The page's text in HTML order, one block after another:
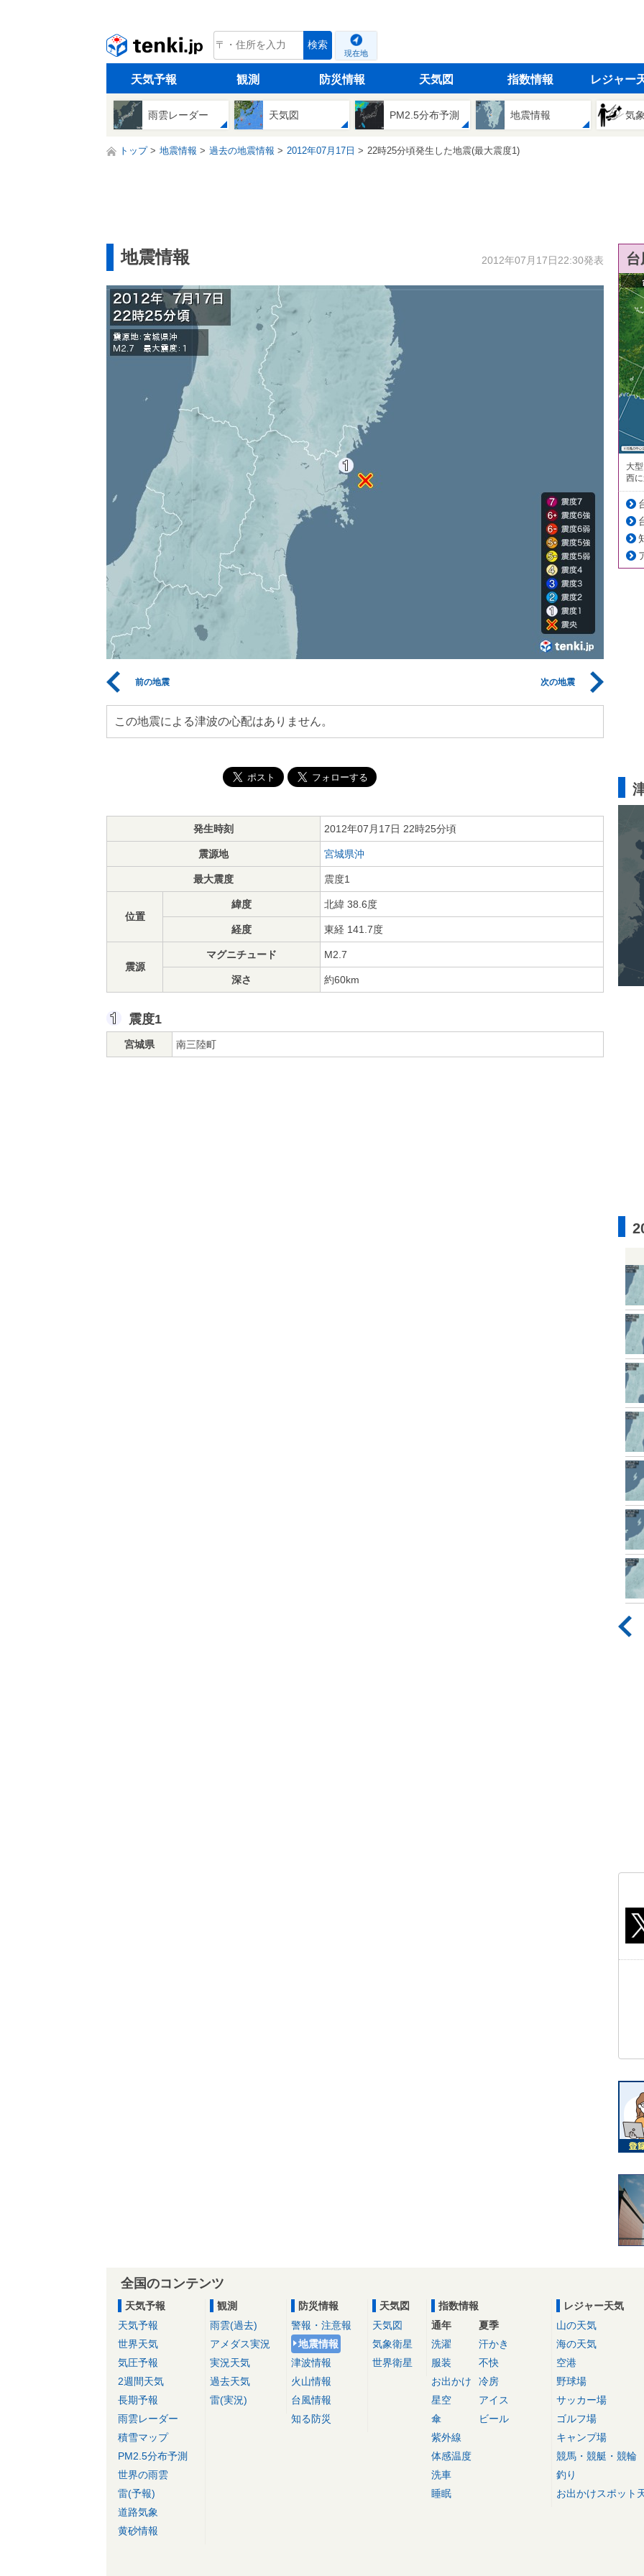
tenki.jp 検索
現在地
天気予報 観測 防災情報 天気図 指数情報 レジャー
雨雲レーダー 天気図 PM2.5分布予測 地震情報 気
トップ 地震情報 過去の地震情報 2012年07月17日 22時25分頃発生した地震(最大震度1)
地震情報 2012年07月17日22:30発表
前の地震 次の地震
この地震による津波の心配はありません。
発生時刻 2012年07月17日 22時25分頃
震源地 宮城県沖
最大震度 震度1
位置
緯度 北緯 38.6度
経度 東経 141.7度
震源
マグニチュード M2.7
深さ 約60km
震度1
宮城県 南三陸町
大
西
全国のコンテンツ
天気予報
天気予報
世界天気
気圧予報
2週間天気
長期予報
雨雲レーダー
積雪マップ
PM2.5分布予測
世界の雨雲
雷(予報)
道路気象
黄砂情報
観測
雨雲(過去)
アメダス実況
実況天気
過去天気
雷(実況)
防災情報
警報・注意報
地震情報
津波情報
火山情報
台風情報
知る防災
天気図
天気図
気象衛星
世界衛星
指数情報
通年
洗濯
服装
お出かけ
星空
傘
紫外線
体感温度
洗車
睡眠
夏季
汗かき
不快
冷房
アイス
ビール
レジャー天気
山の天気
海の天気
空港
野球場
サッカー場
ゴルフ場
キャンプ場
競馬・競艇・競輪
釣り
お出かけスポット